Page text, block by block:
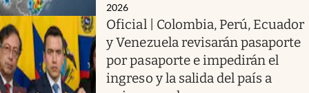
2026
Oficial | Colombia, Perú, Ecuador
y Venezuela revisarán pasaporte
por pasaporte e impedirán el
ingreso y la salida del país a